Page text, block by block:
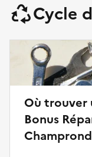
Cycle
Où trouver
Bonus